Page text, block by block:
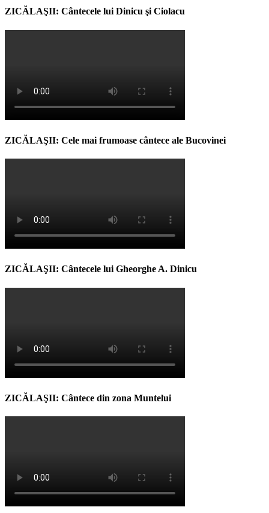
ZICĂLAŞII: Cântecele lui Dinicu şi Ciolacu
ZICĂLAŞII: Cele mai frumoase cântece ale Bucovinei
ZICĂLAŞII: Cântecele lui Gheorghe A. Dinicu
ZICĂLAŞII: Cântece din zona Muntelui